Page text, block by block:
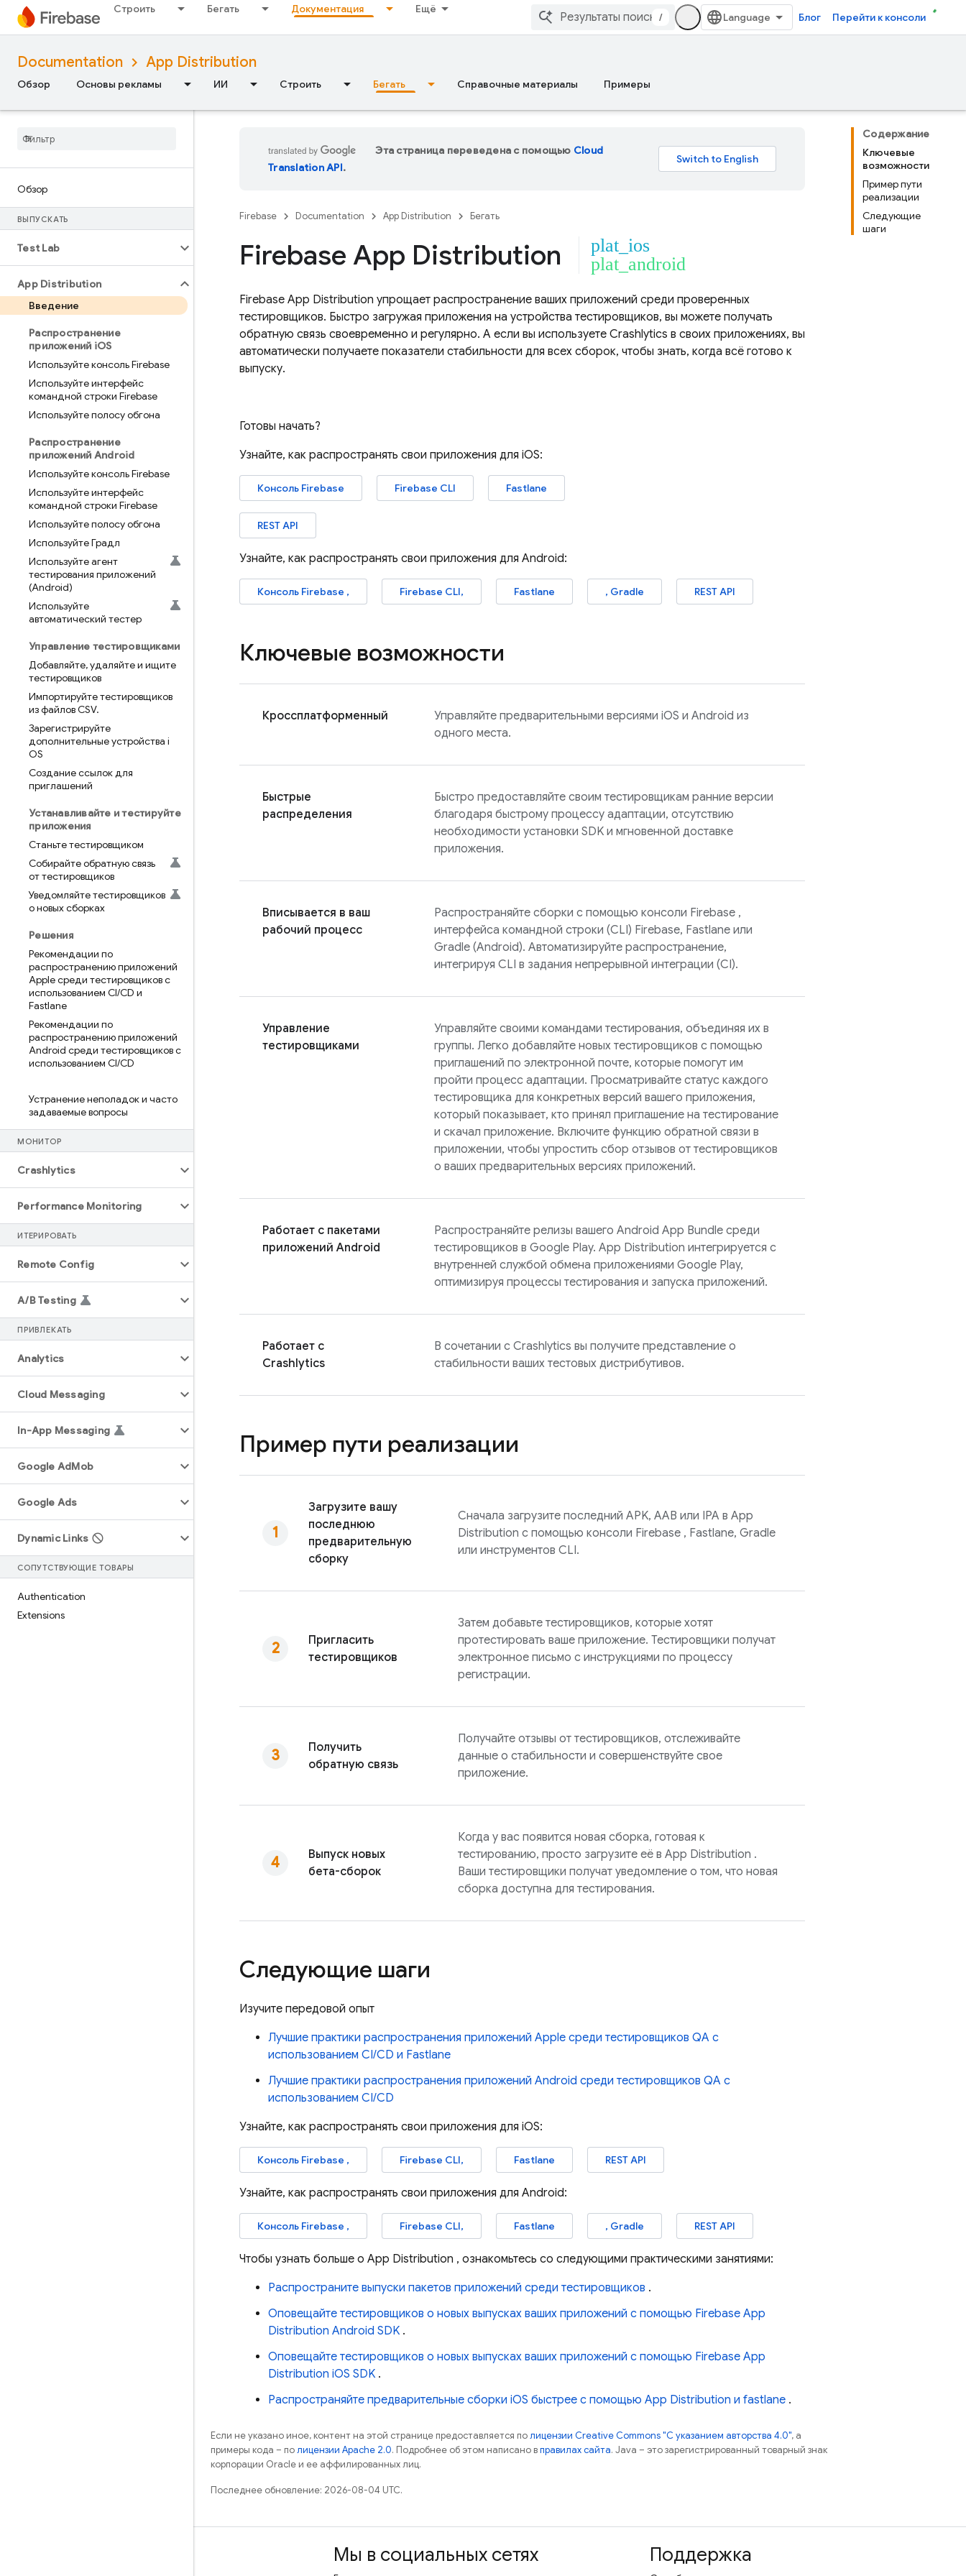
Строить Бегать Документация Ещё
/ Блог Перейти к консоли
Documentation App Distribution
Обзор Основы рекламы ИИ Строить Бегать Справочные материалы Примеры
Обзор
ВЫПУСКАТЬ
Test Lab
App Distribution
Введение
Распространение
приложений iOS
Используйте консоль Firebase
Используйте интерфейс
командной строки Firebase
Используйте полосу обгона
Распространение
приложений Android
Используйте консоль Firebase
Используйте интерфейс
командной строки Firebase
Используйте полосу обгона
Используйте Градл
Используйте агент
тестирования приложений
(Android)
Используйте
автоматический тестер
Управление тестировщиками
Добавляйте,удаляйте и ищите
тестировщиков
Импортируйте тестировщиков
из файлов CSV.
Зарегистрируйте
дополнительные устройства i
OS
Создание ссылок для
приглашений
Устанавливайте и тестируйте
приложения
Станьте тестировщиком
Собирайте обратную связь
от тестировщиков
Уведомляйте тестировщиков
о новых сборках
Решения
Рекомендации по
распространению приложений
Apple среди тестировщиков с
использованием CI/CD и
Fastlane
Рекомендации по
распространению приложений
Android среди тестировщиков с
использованием CI/CD
Устранение неполадок и часто
задаваемые вопросы
МОНИТОР
Crashlytics
Performance Monitoring
ИТЕРИРОВАТЬ
Remote Config
A/B Testing
ПРИВЛЕКАТЬ
Analytics
Cloud Messaging
In-App Messaging
Google AdMob
Google Ads
Dynamic Links
СОПУТСТВУЮЩИЕ ТОВАРЫ
Authentication
Extensions
Содержание
Ключевые
возможности
Пример пути
реализации
Следующие
шаги
Эта страница переведена с помощью Cloud
Translation API.
Firebase Documentation App Distribution Бегать
Firebase App Distribution
plat_ios
plat_android
Firebase App Distribution упрощает распространение ваших приложений среди проверенных
тестировщиков. Быстро загружая приложения на устройства тестировщиков, вы можете получать
обратную связь своевременно и регулярно. А если вы используете Crashlytics в своих приложениях, вы
автоматически получаете показатели стабильности для всех сборок, чтобы знать, когда всё готово к
выпуску.
Готовы начать?
Узнайте, как распространять свои приложения для iOS:
Консоль Firebase Firebase CLI Fastlane
REST API
Узнайте, как распространять свои приложения для Android:
Консоль Firebase , Firebase CLI, Fastlane , Gradle REST API
Ключевые возможности
Кроссплатформенный
Управляйте предварительными версиями iOS и Android из
одного места.
Быстрые
распределения
Быстро предоставляйте своим тестировщикам ранние версии
благодаря быстрому процессу адаптации, отсутствию
необходимости установки SDK и мгновенной доставке
приложения.
Вписывается в ваш
рабочий процесс
Распространяйте сборки с помощью консоли Firebase ,
интерфейса командной строки (CLI) Firebase, Fastlane или
Gradle (Android). Автоматизируйте распространение,
интегрируя CLI в задания непрерывной интеграции (CI).
Управление
тестировщиками
Управляйте своими командами тестирования, объединяя их в
группы. Легко добавляйте новых тестировщиков с помощью
приглашений по электронной почте, которые помогут им
пройти процесс адаптации. Просматривайте статус каждого
тестировщика для конкретных версий вашего приложения,
который показывает, кто принял приглашение на тестирование
и скачал приложение. Включите функцию обратной связи в
приложении, чтобы упростить сбор отзывов от тестировщиков
о ваших предварительных версиях приложений.
Работает с пакетами
приложений Android
Распространяйте релизы вашего Android App Bundle среди
тестировщиков в Google Play. App Distribution интегрируется с
внутренней службой обмена приложениями Google Play,
оптимизируя процессы тестирования и запуска приложений.
Работает с
Crashlytics
В сочетании с Crashlytics вы получите представление о
стабильности ваших тестовых дистрибутивов.
Пример пути реализации
Загрузите вашу
последнюю
предварительную
сборку
Сначала загрузите последний APK, AAB или IPA в App
Distribution с помощью консоли Firebase , Fastlane, Gradle
или инструментов CLI.
Пригласить
тестировщиков
Затем добавьте тестировщиков, которые хотят
протестировать ваше приложение. Тестировщики получат
электронное письмо с инструкциями по процессу
регистрации.
Получить
обратную связь
Получайте отзывы от тестировщиков, отслеживайте
данные о стабильности и совершенствуйте свое
приложение.
Выпуск новых
бета-сборок
Когда у вас появится новая сборка, готовая к
тестированию, просто загрузите её в App Distribution .
Ваши тестировщики получат уведомление о том, что новая
сборка доступна для тестирования.
Следующие шаги
Изучите передовой опыт
Лучшие практики распространения приложений Apple среди тестировщиков QA с
использованием CI/CD и Fastlane
Лучшие практики распространения приложений Android среди тестировщиков QA с
использованием CI/CD
Узнайте, как распространять свои приложения для iOS:
Консоль Firebase , Firebase CLI, Fastlane REST API
Узнайте, как распространять свои приложения для Android:
Консоль Firebase , Firebase CLI, Fastlane , Gradle REST API
Чтобы узнать больше о App Distribution , ознакомьтесь со следующими практическими занятиями:
Распространите выпуски пакетов приложений среди тестировщиков .
Оповещайте тестировщиков о новых выпусках ваших приложений с помощью Firebase App
Distribution Android SDK .
Оповещайте тестировщиков о новых выпусках ваших приложений с помощью Firebase App
Distribution iOS SDK .
Распространяйте предварительные сборки iOS быстрее с помощью App Distribution и fastlane .
Если не указано иное, контент на этой странице предоставляется полицензии Creative Commons "С указанием авторства 4.0", а
примеры кода – полицензии Apache 2.0. Подробнее об этом написано вправилах сайта. Java – это зарегистрированный товарный знак
корпорации Oracle и ее аффилированных лиц.
Последнее обновление: 2026-08-04 UTC.
Мы в социальных сетях Поддержка